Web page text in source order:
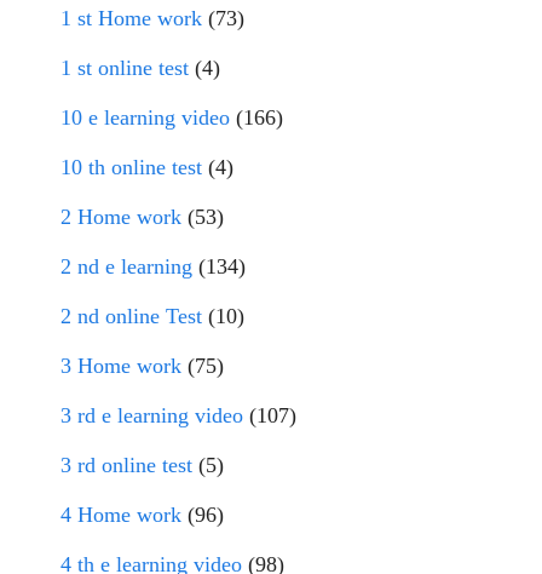
1 st Home work (73)
1 st online test (4)
10 e learning video (166)
10 th online test (4)
2 Home work (53)
2 nd e learning (134)
2 nd online Test (10)
3 Home work (75)
3 rd e learning video (107)
3 rd online test (5)
4 Home work (96)
4 th e learning video (98)